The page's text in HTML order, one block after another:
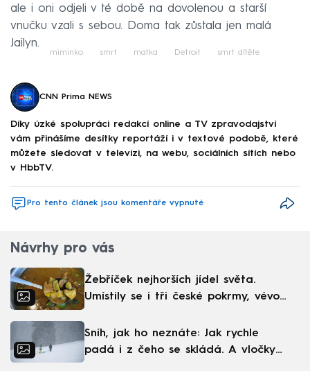
ale i oni odjeli v té době na dovolenou a starší
vnučku vzali s sebou. Doma tak zůstala jen malá
Jailyn.
miminko smrt matka Detroit smrt dítěte
CNN Prima NEWS
Díky úzké spolupráci redakcí online a TV zpravodajství
vám přinášíme desítky reportáží i v textové podobě, které
můžete sledovat v televizi, na webu, sociálních sítích nebo
v HbbTV.
Pro tento článek jsou komentáře vypnuté
Návrhy pro vás
Žebříček nejhorších jídel světa.
Umístily se i tři české pokrmy, vévodí
Sníh, jak ho neznáte: Jak rychle
padá i z čeho se skládá. A vločky